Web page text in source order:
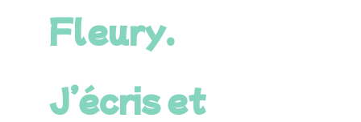
Fleury.
J’écris et